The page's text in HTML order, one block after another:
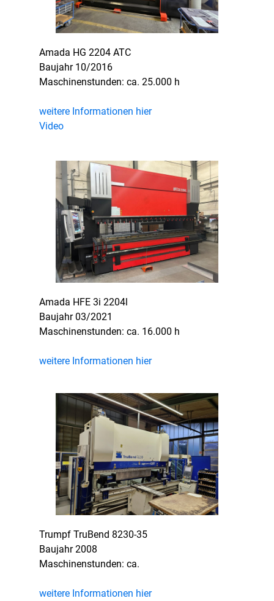
Amada HG 2204 ATC
Baujahr 10/2016
Maschinenstunden: ca. 25.000 h
weitere Informationen hier
Video
Amada HFE 3i 2204l
Baujahr 03/2021
Maschinenstunden: ca. 16.000 h
weitere Informationen hier
Trumpf TruBend 8230-35
Baujahr 2008
Maschinenstunden: ca.
weitere Informationen hier